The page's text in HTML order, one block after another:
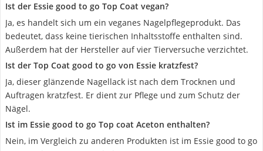
Ist der Essie good to go Top Coat vegan?
Ja, es handelt sich um ein veganes Nagelpflegeprodukt. Das
bedeutet, dass keine tierischen Inhaltsstoffe enthalten sind.
Außerdem hat der Hersteller auf vier Tierversuche verzichtet.
Ist der Top Coat good to go von Essie kratzfest?
Ja, dieser glänzende Nagellack ist nach dem Trocknen und
Auftragen kratzfest. Er dient zur Pflege und zum Schutz der
Nägel.
Ist im Essie good to go Top coat Aceton enthalten?
Nein, im Vergleich zu anderen Produkten ist im Essie good to go